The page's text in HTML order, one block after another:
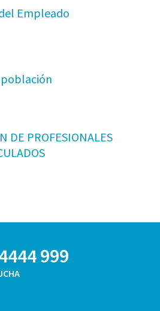
Empleado
población
DE PROFESIONALES
999